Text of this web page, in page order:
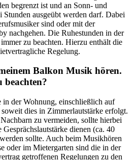
begrenzt ist und an Sonn- und
ausgeübt werden darf. Dabei
sind oder mit der
nachgehen. Die Ruhestunden in der
zu beachten. Hierzu enthält die
Regelung.
Balkon Musik hören.
beachten?
in der Wohnung, einschließlich auf
dies in Zimmerlautstärke erfolgt.
zu vermeiden, sollte hierbei
dienen (ca. 40
sollte. Auch beim Musikhören
oder im Mietergarten sind die in der
getroffenen Regelungen zu den